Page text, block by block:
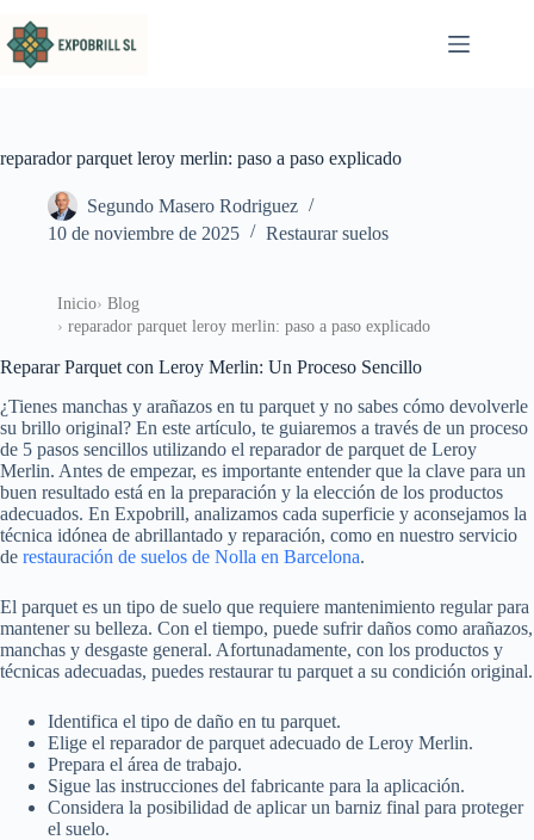
reparador parquet leroy merlin: paso a paso explicado
Segundo Masero Rodriguez
10 de noviembre de 2025
Restaurar suelos
Inicio
Blog
reparador parquet leroy merlin: paso a paso explicado
Reparar Parquet con Leroy Merlin: Un Proceso Sencillo
¿Tienes manchas y arañazos en tu parquet y no sabes cómo devolverle
su brillo original? En este artículo, te guiaremos a través de un proceso
de 5 pasos sencillos utilizando el reparador de parquet de Leroy
Merlin. Antes de empezar, es importante entender que la clave para un
buen resultado está en la preparación y la elección de los productos
adecuados. En Expobrill, analizamos cada superficie y aconsejamos la
técnica idónea de abrillantado y reparación, como en nuestro servicio
de restauración de suelos de Nolla en Barcelona.
El parquet es un tipo de suelo que requiere mantenimiento regular para
mantener su belleza. Con el tiempo, puede sufrir daños como arañazos,
manchas y desgaste general. Afortunadamente, con los productos y
técnicas adecuadas, puedes restaurar tu parquet a su condición original.
Identifica el tipo de daño en tu parquet.
Elige el reparador de parquet adecuado de Leroy Merlin.
Prepara el área de trabajo.
Sigue las instrucciones del fabricante para la aplicación.
Considera la posibilidad de aplicar un barniz final para proteger
el suelo.